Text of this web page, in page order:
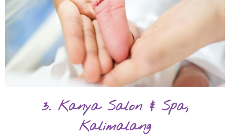
3. Kanya Salon & Spa,
Kalimalang